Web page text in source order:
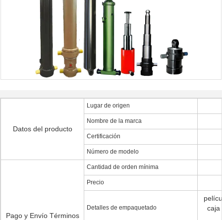
Datos del producto
Lugar de origen
Nombre de la marca
Certificación
Número de modelo
Pago y Envío Términos
Cantidad de orden mínima
Precio
Detalles de empaquetado
caja